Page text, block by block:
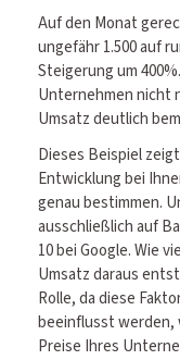
Auf den Monat
ungefähr 1.500 auf
Steigerung um
Unternehmen nicht
Umsatz deutlich
Dieses Beispiel
Entwicklung bei
genau bestimmen.
ausschließlich auf
10 bei Google. Wie
Umsatz daraus
Rolle, da diese
beeinflusst werden,
Preise Ihres